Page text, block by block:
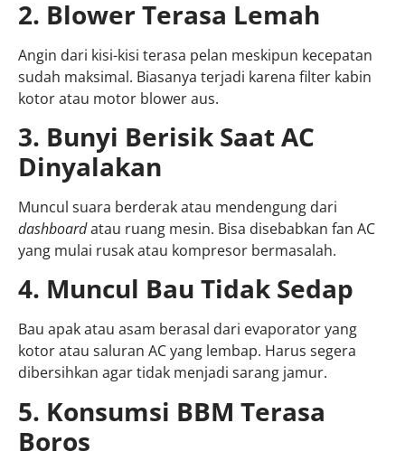
2. Blower Terasa Lemah
Angin dari kisi-kisi terasa pelan meskipun kecepatan
sudah maksimal. Biasanya terjadi karena filter kabin
kotor atau motor blower aus.
3. Bunyi Berisik Saat AC
Dinyalakan
Muncul suara berderak atau mendengung dari
dashboardatau ruang mesin. Bisa disebabkan fan AC
yang mulai rusak atau kompresor bermasalah.
4. Muncul Bau Tidak Sedap
Bau apak atau asam berasal dari evaporator yang
kotor atau saluran AC yang lembap. Harus segera
dibersihkan agar tidak menjadi sarang jamur.
5. Konsumsi BBM Terasa
Boros